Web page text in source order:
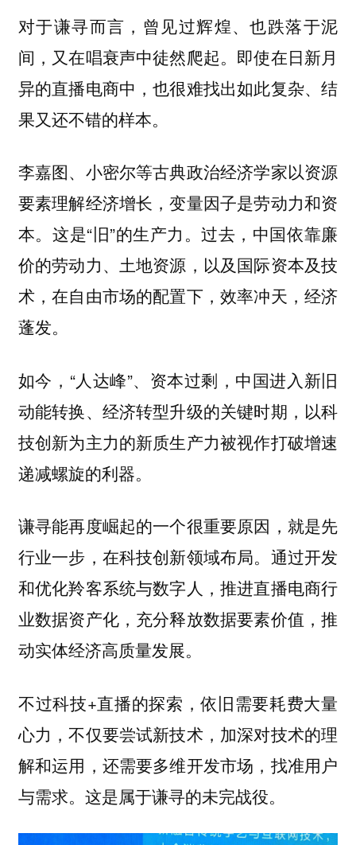
对于谦寻而言，曾见过辉煌、也跌落于泥
间，又在唱衰声中徒然爬起。即使在日新月
异的直播电商中，也很难找出如此复杂、结
果又还不错的样本。
李嘉图、小密尔等古典政治经济学家以资源
要素理解经济增长，变量因子是劳动力和资
本。这是“旧”的生产力。过去，中国依靠廉
价的劳动力、土地资源，以及国际资本及技
术，在自由市场的配置下，效率冲天，经济
蓬发。
如今，“人达峰”、资本过剩，中国进入新旧
动能转换、经济转型升级的关键时期，以科
技创新为主力的新质生产力被视作打破增速
递减螺旋的利器。
谦寻能再度崛起的一个很重要原因，就是先
行业一步，在科技创新领域布局。通过开发
和优化羚客系统与数字人，推进直播电商行
业数据资产化，充分释放数据要素价值，推
动实体经济高质量发展。
不过科技+直播的探索，依旧需要耗费大量
心力，不仅要尝试新技术，加深对技术的理
解和运用，还需要多维开发市场，找准用户
与需求。这是属于谦寻的未完战役。